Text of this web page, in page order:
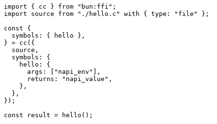
import { cc } from "bun:ffi" ;
import source from "./hello.c" with { type: "file"
};
const {
  symbols
: { hello },
} = cc ({
  source,
  symbols: {
    hello: {
      args: [
"napi_env"
],
      returns:
"napi_value" ,
    },
  },
});
const result = hello ();